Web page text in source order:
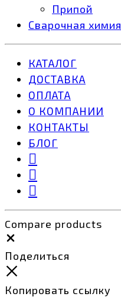
Припой
Сварочная химия
КАТАЛОГ
ДОСТАВКА
ОПЛАТА
О КОМПАНИИ
КОНТАКТЫ
БЛОГ
Compare products
Поделиться
Копировать ссылку